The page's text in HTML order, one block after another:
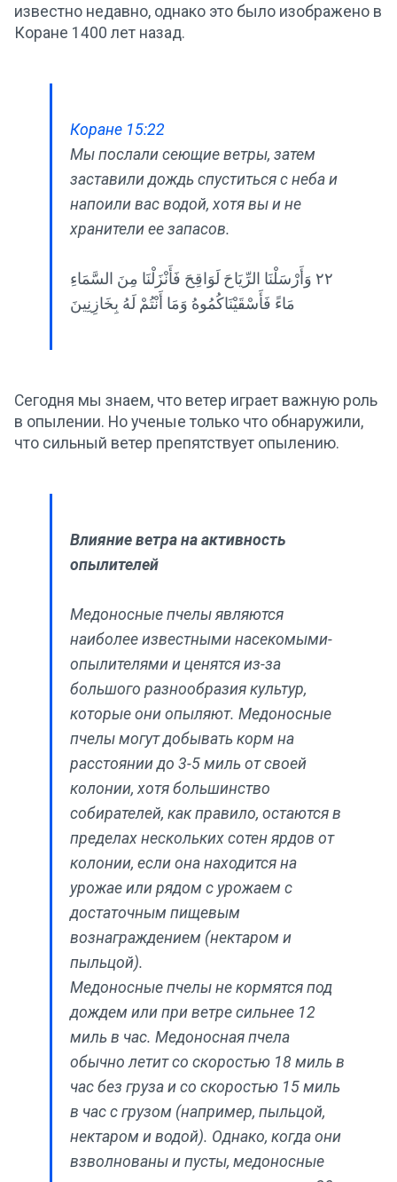
известно недавно, однако это было изображено в
Коране 1400 лет назад.
Коране 15:22
Мы послали сеющие ветры, затем
заставили дождь спуститься с неба и
напоили вас водой, хотя вы и не
хранители ее запасов.
٢٢ وَأَرْسَلْنَا الرِّيَاحَ لَوَاقِحَ فَأَنْزَلْنَا مِنَ السَّمَاءِ
مَاءً فَأَسْقَيْنَاكُمُوهُ وَمَا أَنْتُمْ لَهُ بِخَازِنِينَ
Сегодня мы знаем, что ветер играет важную роль
в опылении. Но ученые только что обнаружили,
что сильный ветер препятствует опылению.
Влияние ветра на активность
опылителей
Медоносные пчелы являются
наиболее известными насекомыми-
опылителями и ценятся из-за
большого разнообразия культур,
которые они опыляют. Медоносные
пчелы могут добывать корм на
расстоянии до 3-5 миль от своей
колонии, хотя большинство
собирателей, как правило, остаются в
пределах нескольких сотен ярдов от
колонии, если она находится на
урожае или рядом с урожаем с
достаточным пищевым
вознаграждением (нектаром и
пыльцой).
Медоносные пчелы не кормятся под
дождем или при ветре сильнее 12
миль в час. Медоносная пчела
обычно летит со скоростью 18 миль в
час без груза и со скоростью 15 миль
в час с грузом (например, пыльцой,
нектаром и водой). Однако, когда они
взволнованы и пусты, медоносные